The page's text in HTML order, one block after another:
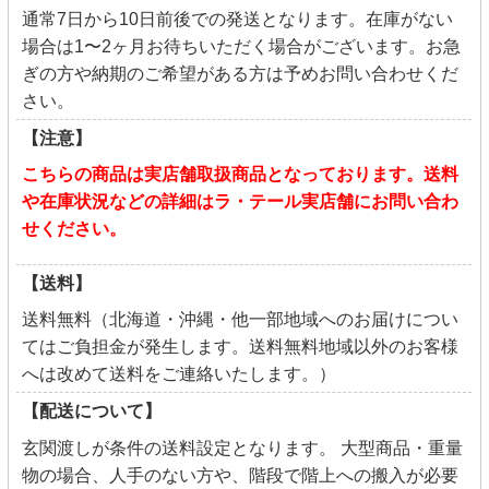
通常7日から10日前後での発送となります。在庫がない
場合は1〜2ヶ月お待ちいただく場合がございます。お急
ぎの方や納期のご希望がある方は予めお問い合わせくだ
さい。
【注意】
こちらの商品は実店舗取扱商品となっております。送料
や在庫状況などの詳細はラ・テール実店舗にお問い合わ
せください。
【送料】
送料無料（北海道・沖縄・他一部地域へのお届けについ
てはご負担金が発生します。送料無料地域以外のお客様
へは改めて送料をご連絡いたします。）
【配送について】
玄関渡しが条件の送料設定となります。 大型商品・重量
物の場合、人手のない方や、階段で階上への搬入が必要